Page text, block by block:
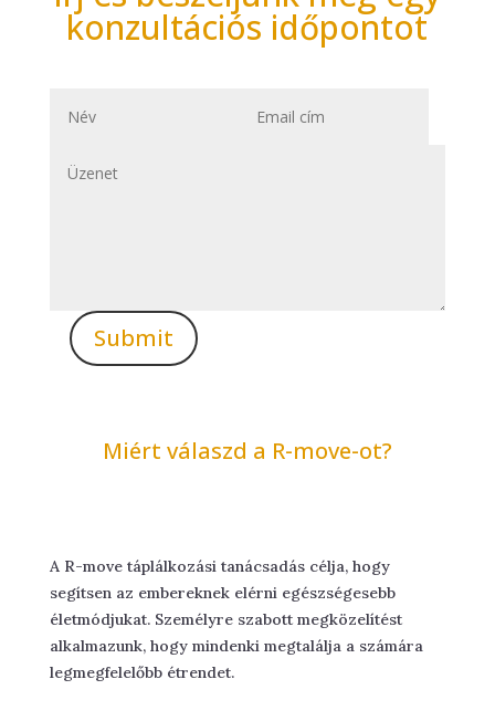
konzultációs időpontot
Submit
Miért válaszd a R-move-ot?
A R-move táplálkozási tanácsadás célja, hogy
segítsen az embereknek elérni egészségesebb
életmódjukat. Személyre szabott megközelítést
alkalmazunk, hogy mindenki megtalálja a számára
legmegfelelőbb étrendet.